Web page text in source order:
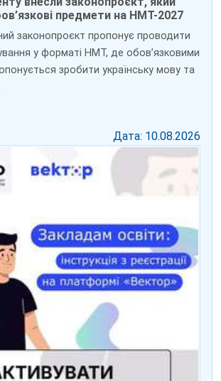
предмети на НМТ-2027
законопроєкт пропонує проводити
у форматі НМТ, де обов’язковими
зробити українську мову та
Дата: 10.08.2026